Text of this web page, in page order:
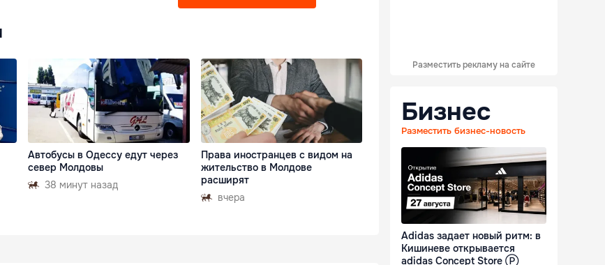
Автобусы в Одессу едут через
север Молдовы
38 минут назад
Права иностранцев с видом на
жительство в Молдове
расширят
вчера
Разместить рекламу на сайте
Бизнес
Разместить бизнес-новость
Adidas задает новый ритм: в
Кишиневе открывается
adidas Concept Store Ⓟ